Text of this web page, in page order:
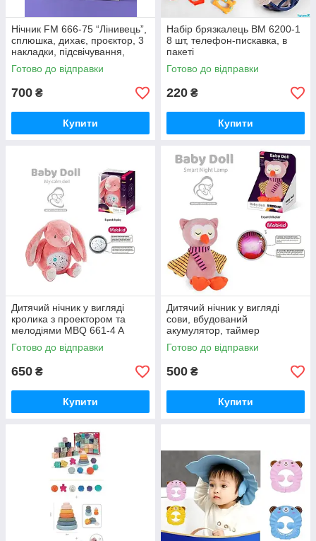
Нічник FM 666-75 “Лінивець”,
сплюшка, дихає, проєктор, 3
накладки, підсвічування,
мелодія, звуки, в коробці
Готово до відправки
700 ₴
Купити
Набір брязкалець BM 6200-1
8 шт, телефон-пискавка, в
пакеті
Готово до відправки
220 ₴
Купити
Дитячий нічник у вигляді
кролика з проектором та
мелодіями MBQ 661-4 A
Готово до відправки
650 ₴
Купити
Дитячий нічник у вигляді
сови, вбудований
акумулятор, таймер
вимкнення, регулювання
гучності MBQ 665-42
Готово до відправки
500 ₴
Купити